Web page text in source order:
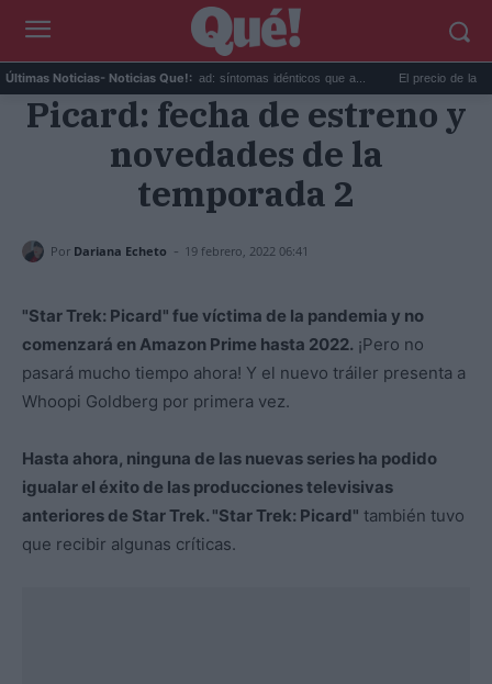
Últimas Noticias- Noticias Que!:
Calor extremo y ansiedad: síntomas idénticos que a... El precio de la
Picard: fecha de estreno y
novedades de la
temporada 2
Por Dariana Echeto - 19 febrero, 2022 06:41
"Star Trek: Picard" fue víctima de la pandemia y no
comenzará en Amazon Prime hasta 2022. ¡Pero no
pasará mucho tiempo ahora! Y el nuevo tráiler presenta a
Whoopi Goldberg por primera vez.
Hasta ahora, ninguna de las nuevas series ha podido
igualar el éxito de las producciones televisivas
anteriores de Star Trek. "Star Trek: Picard" también tuvo
que recibir algunas críticas.